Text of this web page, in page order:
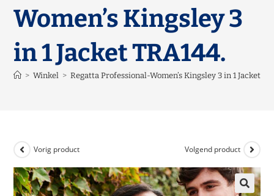
Women’s Kingsley 3
in 1 Jacket TRA144.
> Winkel > Regatta Professional-Women’s Kingsley 3 in 1 Jacket
Vorig product Volgend product